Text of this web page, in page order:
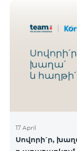
17 April
Սովորի՛ր,